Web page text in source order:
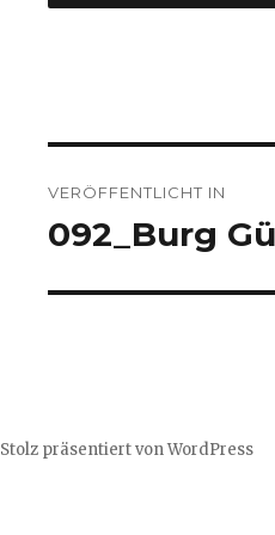
Navigation
VERÖFFENTLICHT IN
092_Burg
Stolz präsentiert von WordPress